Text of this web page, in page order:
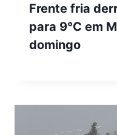
Frente fria
para 9°C em
domingo